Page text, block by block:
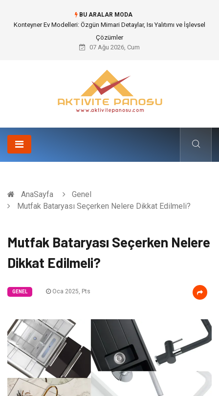
BU ARALAR MODA
Nakliye Nedir ve Tedarik Zincirindeki Önemi Nasıl Anlaşılır?
07 Ağu 2026, Cum
AnaSayfa
Genel
Mutfak Bataryası Seçerken Nelere Dikkat Edilmeli?
Mutfak Bataryası Seçerken Nelere
Dikkat Edilmeli?
GENEL Oca 2025, Pts